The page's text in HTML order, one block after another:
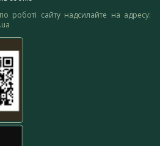
роботі сайту надсилайте на адресу: